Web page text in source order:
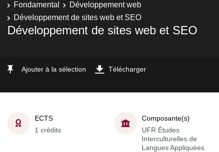
Fondamental
Développement web
Développement de sites web et SEO
Développement de sites web et SEO
Ajouter à la sélection Télécharger
ECTS
1 crédits
Composante(s)
UFR Études
Interculturelles de
Langues Appliquées